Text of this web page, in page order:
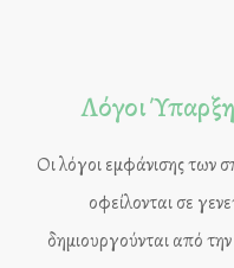
Λόγοι
Οι λόγοι εμφάνισης των
οφείλονται σε
δημιουργούνται από